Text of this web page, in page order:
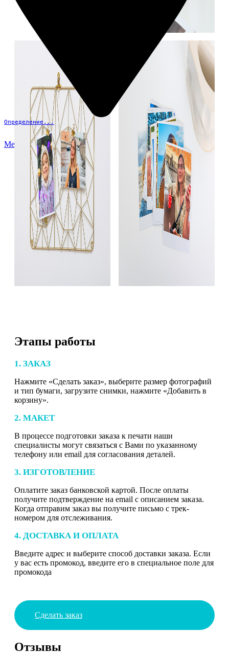
Определение...
Меню
Этапы работы
1. ЗАКАЗ
Нажмите «Сделать заказ», выберите размер фотографий
и тип бумаги, загрузите снимки, нажмите «Добавить в
корзину».
2. МАКЕТ
В процессе подготовки заказа к печати наши
специалисты могут связаться с Вами по указанному
телефону или email для согласования деталей.
3. ИЗГОТОВЛЕНИЕ
Оплатите заказ банковской картой. После оплаты
получите подтверждение на email с описанием заказа.
Когда отправим заказ вы получите письмо с трек-
номером для отслеживания.
4. ДОСТАВКА И ОПЛАТА
Введите адрес и выберите способ доставки заказа. Если
у вас есть промокод, введите его в специальное поле для
промокода
Сделать заказ
Отзывы